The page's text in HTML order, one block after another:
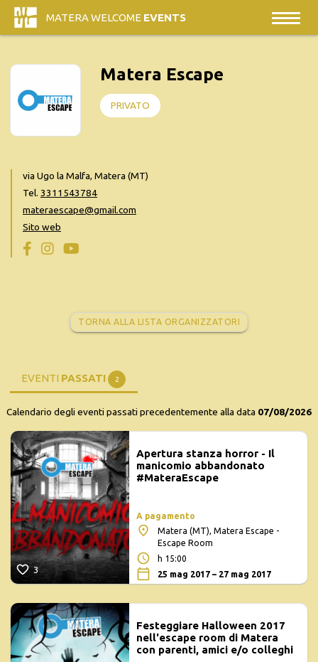
MATERA WELCOME EVENTS
Matera Escape
PRIVATO
via Ugo la Malfa, Matera (MT)
Tel. 3311543784
materaescape@gmail.com
Sito web
TORNA ALLA LISTA ORGANIZZATORI
EVENTI PASSATI 2
Calendario degli eventi passati precedentemente alla data 07/08/2026
3
Apertura stanza horror - Il
manicomio abbandonato
#MateraEscape
A pagamento
Matera (MT), Matera Escape -
Escape Room
h 15:00
25 mag 2017 – 27 mag 2017
Festeggiare Halloween 2017
nell'escape room di Matera
con parenti, amici e/o colleghi